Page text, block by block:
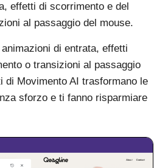
effetti di scorrimento e del
al passaggio del mouse.
di entrata, effetti
o transizioni al passaggio
di Movimento AI trasformano le
sforzo e ti fanno risparmiare